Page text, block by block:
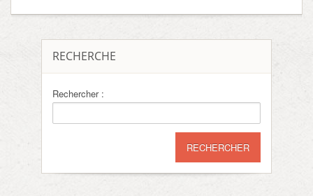
RECHERCHE
Rechercher :